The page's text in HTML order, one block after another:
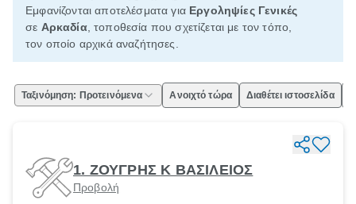
Εμφανίζονται αποτελέσματα για Εργοληψίες Γενικές
σε Αρκαδία, τοποθεσία που σχετίζεται με τον τόπο,
τον οποίο αρχικά αναζήτησες.
Ταξινόμηση: Προτεινόμενα Ανοιχτό τώρα Διαθέτει ιστοσελίδα
1. ΖΟΥΓΡΗΣ Κ ΒΑΣΙΛΕΙΟΣ
Προβολή